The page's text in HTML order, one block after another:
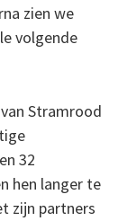
zien we
volgende
Stramrood
32
hen langer te
zijn partners